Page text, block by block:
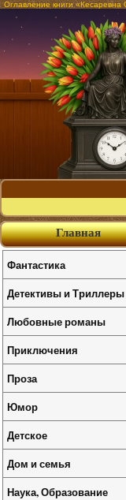
Оглавление книги
Главная
Фантастика
Детективы и Триллеры
Любовные романы
Приключения
Проза
Юмор
Детское
Дом и семья
Наука, Образование